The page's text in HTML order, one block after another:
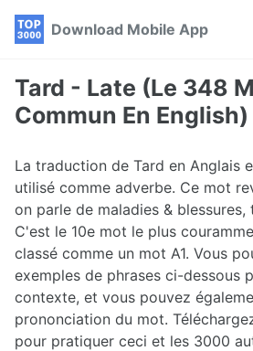
Skip
navigation
Skip
Skip
Download Mobile App
Tard - Late (Le 348
Commun En English)
La traduction de Tard en Anglais
utilisé comme adverbe. Ce mot
on parle de maladies & blessures,
C'est le 10e mot le plus
classé comme un mot A1. Vous
exemples de phrases ci-dessous
contexte, et vous pouvez
prononciation du mot.
pour pratiquer ceci et les 3000